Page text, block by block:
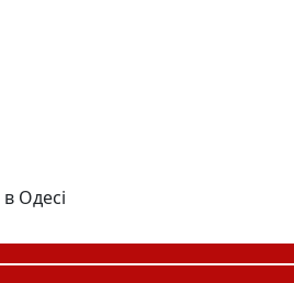
в Одесі